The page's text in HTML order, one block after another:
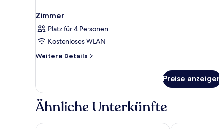
Zimmer
Platz für 4 Personen
Kostenloses WLAN
Weitere Details
Weitere
Preise
Ähnliche Unterkünfte